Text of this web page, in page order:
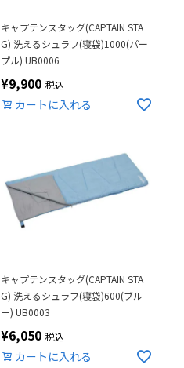
キャプテンスタッグ(CAPTAIN STA
G) 洗えるシュラフ(寝袋)1000(パー
プル) UB0006
¥9,900 税込
カートに入れる
キャプテンスタッグ(CAPTAIN STA
G) 洗えるシュラフ(寝袋)600(ブル
ー) UB0003
¥6,050 税込
カートに入れる